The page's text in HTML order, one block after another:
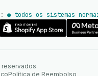
● todos os sistemas
Política de Reembolso